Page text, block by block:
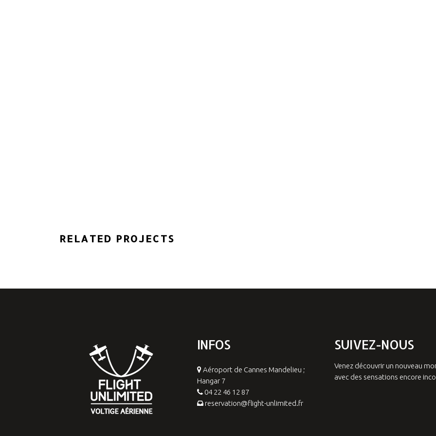
RELATED PROJECTS
INFOS
Aéroport de Cannes Mandelieu ;
Hangar 7
04 22 46 12 87
reservation@flight-unlimited.fr
SUIVEZ-NOUS
Venez découvrir un nouveau
avec des sensations encore